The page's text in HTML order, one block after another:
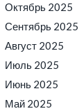
Октябрь 2025
Сентябрь 2025
Август 2025
Июль 2025
Июнь 2025
Май 2025